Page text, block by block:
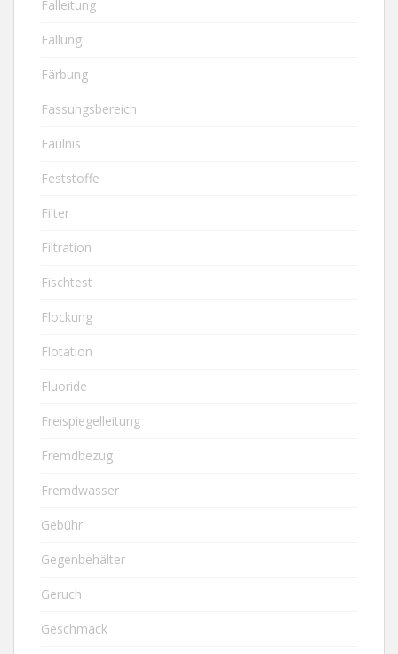
Falleitung
Fällung
Färbung
Fassungsbereich
Fäulnis
Feststoffe
Filter
Filtration
Fischtest
Flockung
Flotation
Fluoride
Freispiegelleitung
Fremdbezug
Fremdwasser
Gebühr
Gegenbehälter
Geruch
Geschmack